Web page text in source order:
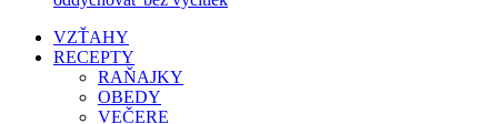
VZŤAHY
RECEPTY
RAŇAJKY
OBEDY
VEČERE